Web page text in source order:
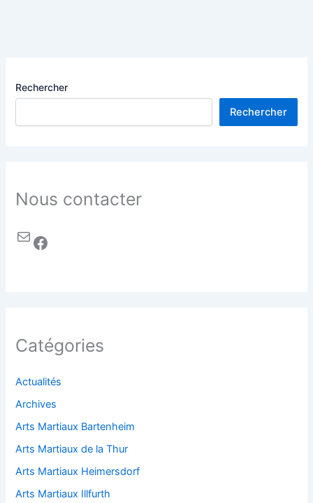
Rechercher
Rechercher
Nous contacter
Catégories
Actualités
Archives
Arts Martiaux Bartenheim
Arts Martiaux de la Thur
Arts Martiaux Heimersdorf
Arts Martiaux Illfurth